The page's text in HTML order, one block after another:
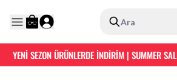
Ara
YENİ SEZON ÜRÜNLERDE İNDİRİM | SUMMER SALE